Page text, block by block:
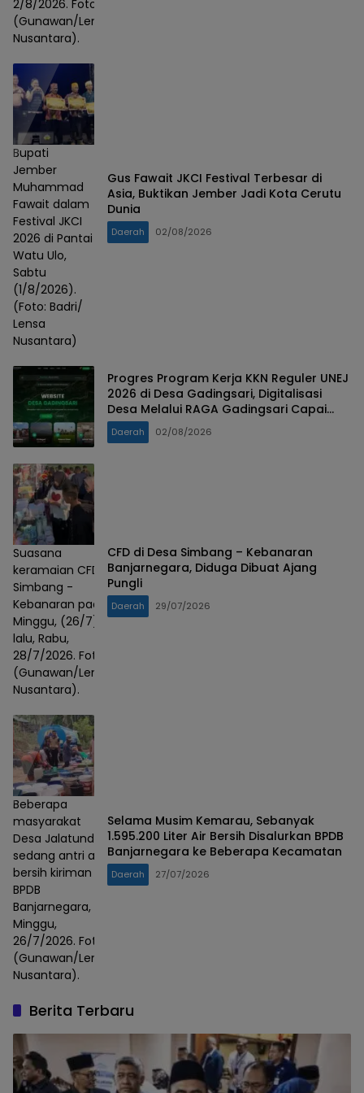
2/8/2026. Foto :
(Gunawan/Lensa
Nusantara).
Bupati
Jember
Muhammad
Fawait dalam
Festival JKCI
2026 di Pantai
Watu Ulo,
Sabtu
(1/8/2026).
(Foto: Badri/
Lensa
Nusantara)
Gus Fawait JKCI Festival Terbesar di
Asia, Buktikan Jember Jadi Kota Cerutu
Dunia
Daerah 02/08/2026
Progres Program Kerja KKN Reguler UNEJ
2026 di Desa Gadingsari, Digitalisasi
Desa Melalui RAGA Gadingsari Capai
98% Penyelesaian
Daerah 02/08/2026
Suasana
keramaian CFD
Simbang -
Kebanaran pada
Minggu, (26/7)
lalu, Rabu,
28/7/2026. Foto :
(Gunawan/Lensa
Nusantara).
CFD di Desa Simbang – Kebanaran
Banjarnegara, Diduga Dibuat Ajang
Pungli
Daerah 29/07/2026
Beberapa
masyarakat
Desa Jalatunda
sedang antri air
bersih kiriman
BPDB
Banjarnegara,
Minggu,
26/7/2026. Foto :
(Gunawan/Lensa
Nusantara).
Selama Musim Kemarau, Sebanyak
1.595.200 Liter Air Bersih Disalurkan BPDB
Banjarnegara ke Beberapa Kecamatan
Daerah 27/07/2026
Berita Terbaru